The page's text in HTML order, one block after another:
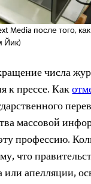
Media после того,
Йик)
числа
к прессе. Как
массовой
профессию.
что
или апелляции,